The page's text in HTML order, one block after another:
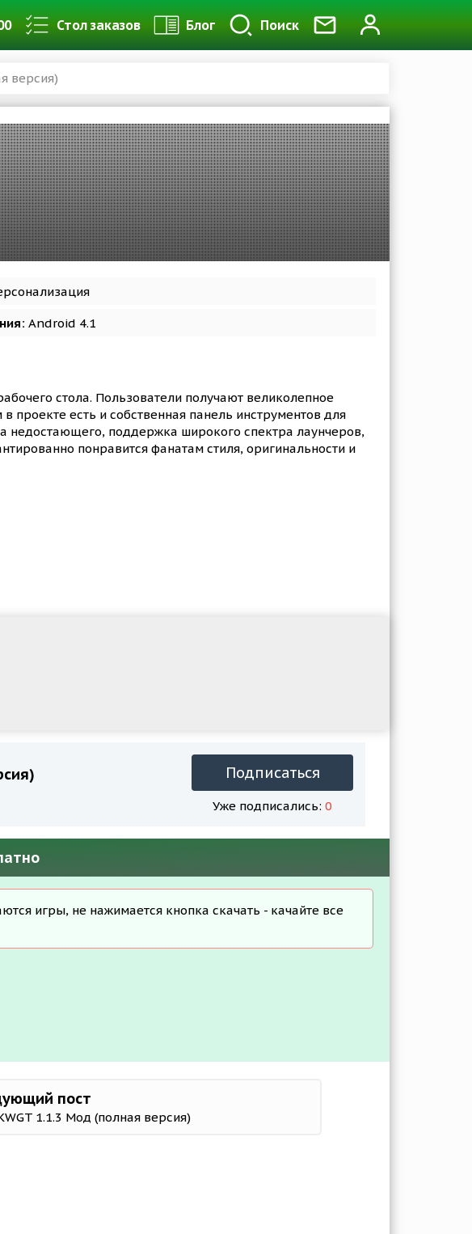
Стол заказов Блог Поиск
версия)
Android 4.1
стола. Пользователи получают великолепное
проекте есть и собственная панель инструментов для
недостающего, поддержка широкого спектра лаунчеров,
понравится фанатам стиля, оригинальности и
Подписаться
Уже подписались: 0
игры, не нажимается кнопка скачать - качайте все
пост
1.1.3 Мод (полная версия)